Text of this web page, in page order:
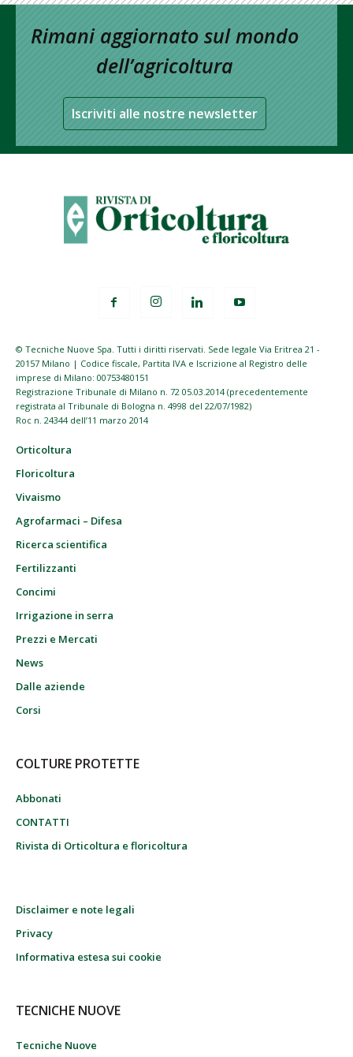
Rimani aggiornato sul mondo
dell’agricoltura
Iscriviti alle nostre newsletter
© Tecniche Nuove Spa. Tutti i diritti riservati. Sede legale Via Eritrea 21 -
20157 Milano | Codice fiscale, Partita IVA e Iscrizione al Registro delle
imprese di Milano: 00753480151
Registrazione Tribunale di Milano n. 72 05.03.2014 (precedentemente
registrata al Tribunale di Bologna n. 4998 del 22/07/1982)
Roc n. 24344 dell’11 marzo 2014
Orticoltura
Floricoltura
Vivaismo
Agrofarmaci – Difesa
Ricerca scientifica
Fertilizzanti
Concimi
Irrigazione in serra
Prezzi e Mercati
News
Dalle aziende
Corsi
COLTURE PROTETTE
Abbonati
CONTATTI
Rivista di Orticoltura e floricoltura
Disclaimer e note legali
Privacy
Informativa estesa sui cookie
TECNICHE NUOVE
Tecniche Nuove